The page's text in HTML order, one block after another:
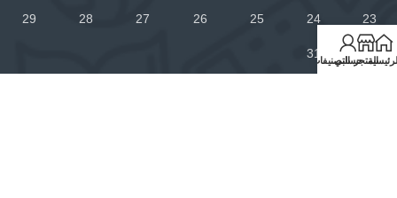
23
24
25
26
27
28
29
30
31
المتجرحسابيالتصنيفات